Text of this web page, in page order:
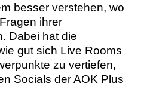
besser verstehen, wo
ihrer
Dabei hat die
gut sich Live Rooms
zu vertiefen,
Socials der AOK Plus